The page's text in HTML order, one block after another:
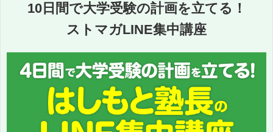
10日間で大学受験の計画を立てる！
ストマガLINE集中講座